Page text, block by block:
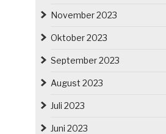
November 2023
Oktober 2023
September 2023
August 2023
Juli 2023
Juni 2023